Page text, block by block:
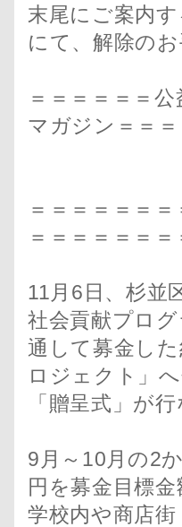
末尾にご案内
にて、解除の
＝＝＝＝＝＝
マガジン＝＝
＝＝＝＝＝＝
＝＝＝＝＝＝
11月6日、杉並
社会貢献プロ
通して募金し
ロジェクト」
「贈呈式」が
9月～10月の2
円を募金目標
学校内や商店